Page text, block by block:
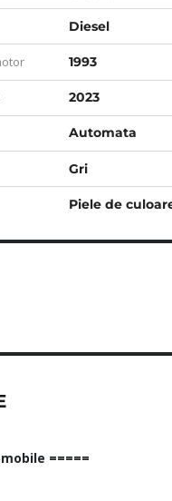
Diesel
1993
2023
Automata
Gri
Piele de
=====